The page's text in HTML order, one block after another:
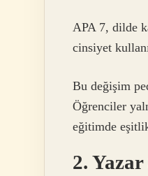
APA 7, dilde
cinsiyet
Bu değişim
Öğrenciler
eğitimde
2.